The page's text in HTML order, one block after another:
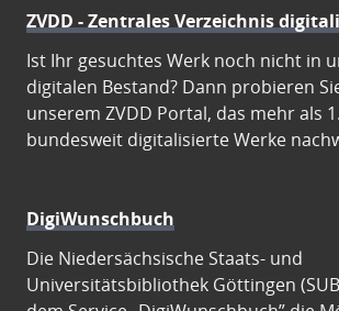
ZVDD - Zentrales Verzeichnis
Ist Ihr gesuchtes Werk noch nicht in
digitalen Bestand? Dann probieren
unserem ZVDD Portal, das mehr als
bundesweit digitalisierte Werke
DigiWunschbuch
Die Niedersächsische Staats- und
Universitätsbibliothek Göttingen